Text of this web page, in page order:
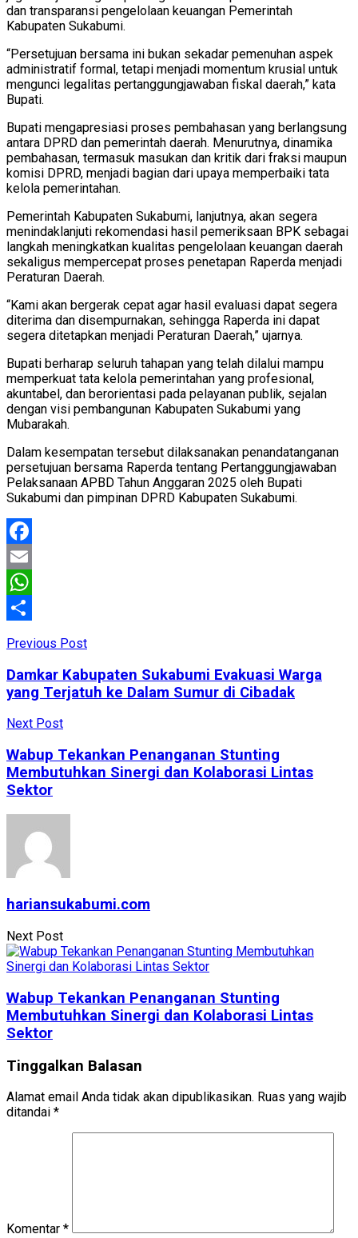
dan transparansi pengelolaan keuangan Pemerintah
Kabupaten Sukabumi.
“Persetujuan bersama ini bukan sekadar pemenuhan aspek
administratif formal, tetapi menjadi momentum krusial untuk
mengunci legalitas pertanggungjawaban fiskal daerah,” kata
Bupati.
Bupati mengapresiasi proses pembahasan yang berlangsung
antara DPRD dan pemerintah daerah. Menurutnya, dinamika
pembahasan, termasuk masukan dan kritik dari fraksi maupun
komisi DPRD, menjadi bagian dari upaya memperbaiki tata
kelola pemerintahan.
Pemerintah Kabupaten Sukabumi, lanjutnya, akan segera
menindaklanjuti rekomendasi hasil pemeriksaan BPK sebagai
langkah meningkatkan kualitas pengelolaan keuangan daerah
sekaligus mempercepat proses penetapan Raperda menjadi
Peraturan Daerah.
“Kami akan bergerak cepat agar hasil evaluasi dapat segera
diterima dan disempurnakan, sehingga Raperda ini dapat
segera ditetapkan menjadi Peraturan Daerah,” ujarnya.
Bupati berharap seluruh tahapan yang telah dilalui mampu
memperkuat tata kelola pemerintahan yang profesional,
akuntabel, dan berorientasi pada pelayanan publik, sejalan
dengan visi pembangunan Kabupaten Sukabumi yang
Mubarakah.
Dalam kesempatan tersebut dilaksanakan penandatanganan
persetujuan bersama Raperda tentang Pertanggungjawaban
Pelaksanaan APBD Tahun Anggaran 2025 oleh Bupati
Sukabumi dan pimpinan DPRD Kabupaten Sukabumi.
Facebook
Email
WhatsApp
Previous Post
Damkar Kabupaten Sukabumi Evakuasi Warga
yang Terjatuh ke Dalam Sumur di Cibadak
Next Post
Wabup Tekankan Penanganan Stunting
Membutuhkan Sinergi dan Kolaborasi Lintas
Sektor
hariansukabumi.com
Next Post
Wabup Tekankan Penanganan Stunting
Membutuhkan Sinergi dan Kolaborasi Lintas
Sektor
Tinggalkan Balasan
Alamat email Anda tidak akan dipublikasikan. Ruas yang wajib
ditandai *
Komentar *